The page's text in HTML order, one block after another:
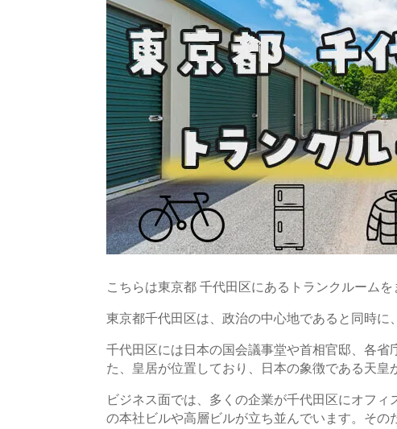
こちらは東京都 千代田区にあるトランクルームを
東京都千代田区は、政治の中心地であると同時に
千代田区には日本の国会議事堂や首相官邸、各
た、皇居が位置しており、日本の象徴である天皇
ビジネス面では、多くの企業が千代田区にオフ
の本社ビルや高層ビルが立ち並んでいます。そ